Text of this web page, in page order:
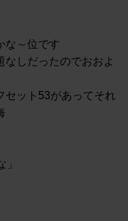
な～位です
しだったのでおおよ
セット53があってそれ